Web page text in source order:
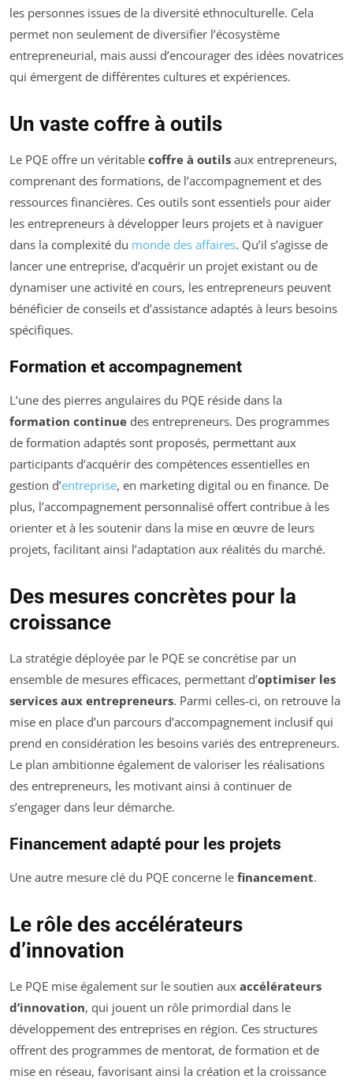
les personnes issues de la diversité ethnoculturelle. Cela
permet non seulement de diversifier l’écosystème
entrepreneurial, mais aussi d’encourager des idées novatrices
qui émergent de différentes cultures et expériences.
Un vaste coffre à outils
Le PQE offre un véritable coffre à outils aux entrepreneurs,
comprenant des formations, de l’accompagnement et des
ressources financières. Ces outils sont essentiels pour aider
les entrepreneurs à développer leurs projets et à naviguer
dans la complexité du monde des affaires. Qu’il s’agisse de
lancer une entreprise, d’acquérir un projet existant ou de
dynamiser une activité en cours, les entrepreneurs peuvent
bénéficier de conseils et d’assistance adaptés à leurs besoins
spécifiques.
Formation et accompagnement
L’une des pierres angulaires du PQE réside dans la
formation continue des entrepreneurs. Des programmes
de formation adaptés sont proposés, permettant aux
participants d’acquérir des compétences essentielles en
gestion d’entreprise, en marketing digital ou en finance. De
plus, l’accompagnement personnalisé offert contribue à les
orienter et à les soutenir dans la mise en œuvre de leurs
projets, facilitant ainsi l’adaptation aux réalités du marché.
Des mesures concrètes pour la
croissance
La stratégie déployée par le PQE se concrétise par un
ensemble de mesures efficaces, permettant d’optimiser les
services aux entrepreneurs. Parmi celles-ci, on retrouve la
mise en place d’un parcours d’accompagnement inclusif qui
prend en considération les besoins variés des entrepreneurs.
Le plan ambitionne également de valoriser les réalisations
des entrepreneurs, les motivant ainsi à continuer de
s’engager dans leur démarche.
Financement adapté pour les projets
Une autre mesure clé du PQE concerne le financement.
Le rôle des accélérateurs
d’innovation
Le PQE mise également sur le soutien aux accélérateurs
d’innovation, qui jouent un rôle primordial dans le
développement des entreprises en région. Ces structures
offrent des programmes de mentorat, de formation et de
mise en réseau, favorisant ainsi la création et la croissance